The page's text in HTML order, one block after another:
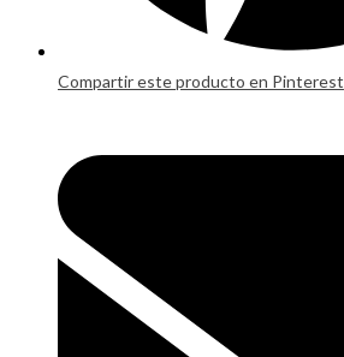
Compartir este producto en Pinterest
new
window